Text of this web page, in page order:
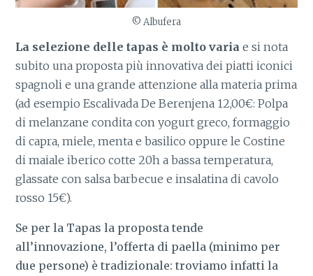
© Albufera
La selezione delle tapas è molto varia e si nota
subito una proposta più innovativa dei piatti iconici
spagnoli e una grande attenzione alla materia prima
(ad esempio Escalivada De Berenjena 12,00€: Polpa
di melanzane condita con yogurt greco, formaggio
di capra, miele, menta e basilico oppure le Costine
di maiale iberico cotte 20h a bassa temperatura,
glassate con salsa barbecue e insalatina di cavolo
rosso 15€).
Se per la Tapas la proposta tende
all’innovazione, l’offerta di paella (minimo per
due persone) è tradizionale: troviamo infatti la